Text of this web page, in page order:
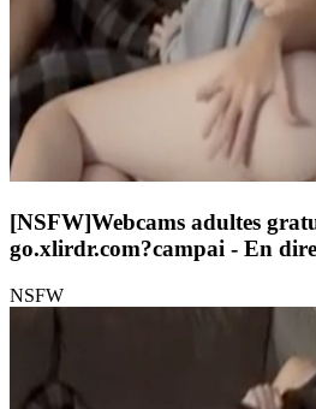
[NSFW]Webcams adultes
go.xlirdr.com?campai - En
NSFW